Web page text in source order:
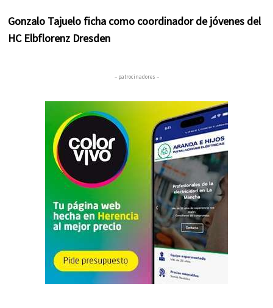
Gonzalo Tajuelo ficha como coordinador de jóvenes del
HC Elbflorenz Dresden
– patrocinadores –